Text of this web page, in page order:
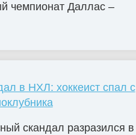
чемпионат Даллас –
в НХЛ: хоккеист спал с
скандал разразился в